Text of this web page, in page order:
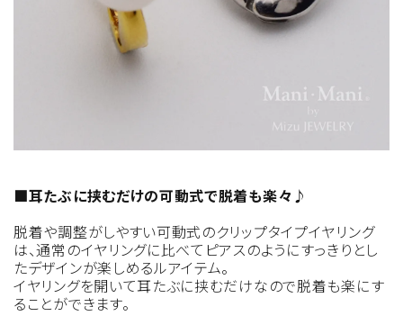
■耳たぶに挟むだけの可動式で脱着も楽々♪
脱着や調整がしやすい可動式のクリップタイプイヤリング
は、通常のイヤリングに比べてピアスのようにすっきりとし
たデザインが楽しめるルアイテム。
イヤリングを開いて耳たぶに挟むだけなので脱着も楽にす
ることができます。